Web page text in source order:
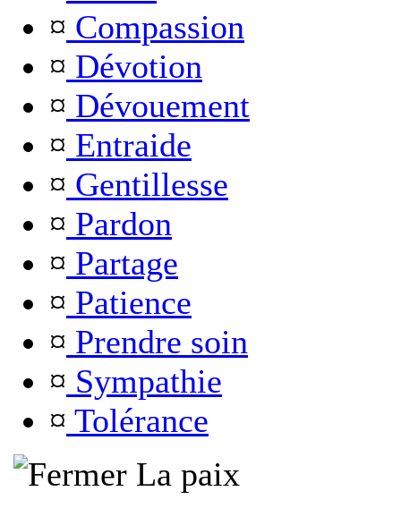
¤ Compassion
¤ Dévotion
¤ Dévouement
¤ Entraide
¤ Gentillesse
¤ Pardon
¤ Partage
¤ Patience
¤ Prendre soin
¤ Sympathie
¤ Tolérance
La paix